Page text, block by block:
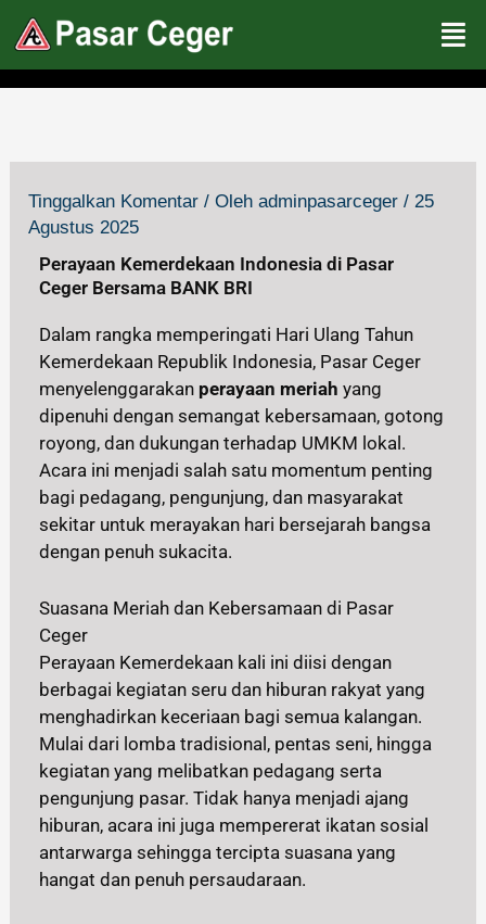
Lewati
ke
konten
Tinggalkan Komentar / Olehadminpasarceger/25
Agustus 2025
Perayaan Kemerdekaan Indonesia di Pasar
Ceger Bersama BANK BRI
Dalam rangka memperingati Hari Ulang Tahun
Kemerdekaan Republik Indonesia, Pasar Ceger
menyelenggarakan perayaan meriah yang
dipenuhi dengan semangat kebersamaan, gotong
royong, dan dukungan terhadap UMKM lokal.
Acara ini menjadi salah satu momentum penting
bagi pedagang, pengunjung, dan masyarakat
sekitar untuk merayakan hari bersejarah bangsa
dengan penuh sukacita.
Suasana Meriah dan Kebersamaan di Pasar
Ceger
Perayaan Kemerdekaan kali ini diisi dengan
berbagai kegiatan seru dan hiburan rakyat yang
menghadirkan keceriaan bagi semua kalangan.
Mulai dari lomba tradisional, pentas seni, hingga
kegiatan yang melibatkan pedagang serta
pengunjung pasar. Tidak hanya menjadi ajang
hiburan, acara ini juga mempererat ikatan sosial
antarwarga sehingga tercipta suasana yang
hangat dan penuh persaudaraan.